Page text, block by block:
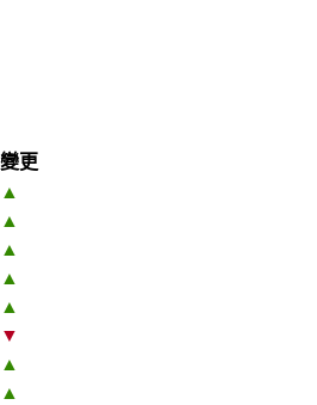
變更
▲
▲
▲
▲
▲
▼
▲
▲